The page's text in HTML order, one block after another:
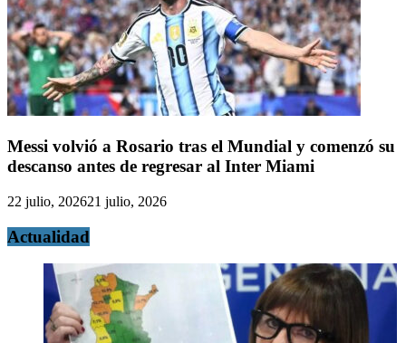
Messi volvió a Rosario tras el Mundial y comenzó su
descanso antes de regresar al Inter Miami
22 julio, 202621 julio, 2026
Actualidad